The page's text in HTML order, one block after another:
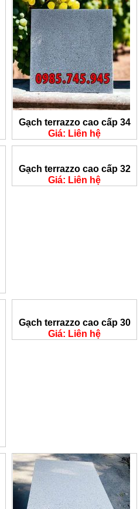
Gạch terrazzo cao cấp 34
Giá: Liên hệ
Gạch terrazzo cao cấp 32
Giá: Liên hệ
Gạch terrazzo cao cấp 30
Giá: Liên hệ